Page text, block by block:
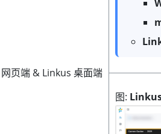
页端 & Linkus 桌面端
图